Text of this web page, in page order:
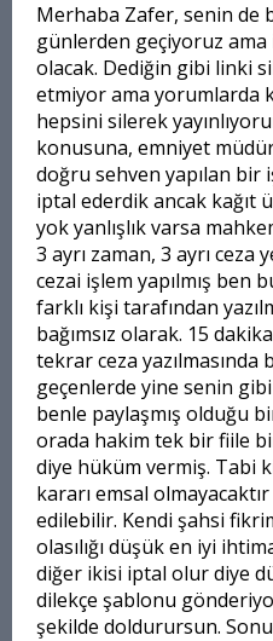
Merhaba Zafer, senin de
günlerden geçiyoruz ama
olacak. Dediğin gibi linki
etmiyor ama yorumlarda
hepsini silerek
konusuna, emniyet
doğru sehven yapılan bir
iptal ederdik ancak kağıt
yok yanlışlık varsa
3 ayrı zaman, 3 ayrı ceza
cezai işlem yapılmış ben
farklı kişi tarafından
bağımsız olarak. 15
tekrar ceza yazılmasında
geçenlerde yine senin gibi
benle paylaşmış olduğu
orada hakim tek bir fiile
diye hüküm vermiş. Tabi
kararı emsal
edilebilir. Kendi şahsi
olasılığı düşük en iyi
diğer ikisi iptal olur diye
dilekçe şablonu
şekilde doldurursun.